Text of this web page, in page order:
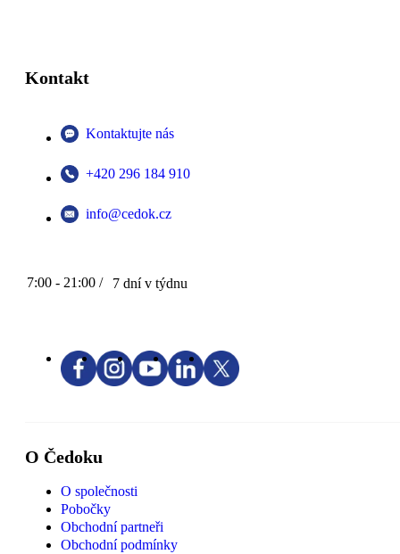
Kontakt
Kontaktujte nás
+420 296 184 910
info@cedok.cz
7:00 - 21:00 / 7 dní v týdnu
O Čedoku
O společnosti
Pobočky
Obchodní partneři
Obchodní podmínky